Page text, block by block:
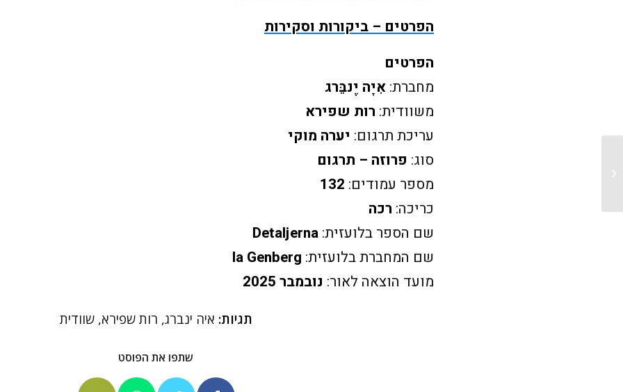
הפרטים – ביקורות וסקירות
הפרטים
מחברת:אִיָה יֶנבֵּרג
משוודית: רות שפירא
עריכת תרגום: יערה מוקי
סוג: פרוזה – תרגום
מספר עמודים: 132
כריכה: רכה
שם הספר בלועזית:Detaljerna
שם המחברת בלועזית: Ia Genberg
מועד הוצאה לאור: נובמבר 2025
תגיות: איה ינברג, רות שפירא,שוודית
שתפו את הפוסט